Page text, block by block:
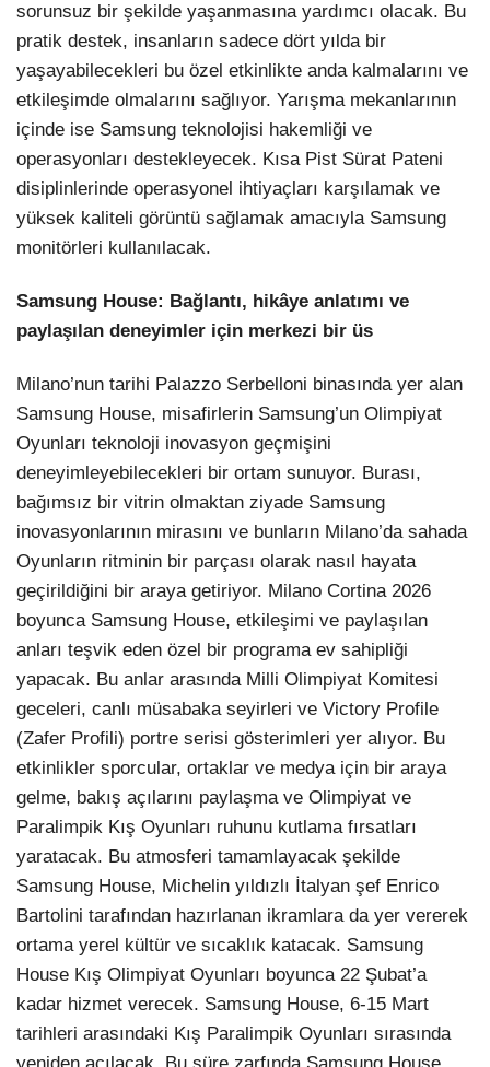
sorunsuz bir şekilde yaşanmasına yardımcı olacak. Bu
pratik destek, insanların sadece dört yılda bir
yaşayabilecekleri bu özel etkinlikte anda kalmalarını ve
etkileşimde olmalarını sağlıyor. Yarışma mekanlarının
içinde ise Samsung teknolojisi hakemliği ve
operasyonları destekleyecek. Kısa Pist Sürat Pateni
disiplinlerinde operasyonel ihtiyaçları karşılamak ve
yüksek kaliteli görüntü sağlamak amacıyla Samsung
monitörleri kullanılacak.
Samsung House: Bağlantı, hikâye anlatımı ve
paylaşılan deneyimler için merkezi bir üs
Milano’nun tarihi Palazzo Serbelloni binasında yer alan
Samsung House, misafirlerin Samsung’un Olimpiyat
Oyunları teknoloji inovasyon geçmişini
deneyimleyebilecekleri bir ortam sunuyor. Burası,
bağımsız bir vitrin olmaktan ziyade Samsung
inovasyonlarının mirasını ve bunların Milano’da sahada
Oyunların ritminin bir parçası olarak nasıl hayata
geçirildiğini bir araya getiriyor. Milano Cortina 2026
boyunca Samsung House, etkileşimi ve paylaşılan
anları teşvik eden özel bir programa ev sahipliği
yapacak. Bu anlar arasında Milli Olimpiyat Komitesi
geceleri, canlı müsabaka seyirleri ve Victory Profile
(Zafer Profili) portre serisi gösterimleri yer alıyor. Bu
etkinlikler sporcular, ortaklar ve medya için bir araya
gelme, bakış açılarını paylaşma ve Olimpiyat ve
Paralimpik Kış Oyunları ruhunu kutlama fırsatları
yaratacak. Bu atmosferi tamamlayacak şekilde
Samsung House, Michelin yıldızlı İtalyan şef Enrico
Bartolini tarafından hazırlanan ikramlara da yer vererek
ortama yerel kültür ve sıcaklık katacak. Samsung
House Kış Olimpiyat Oyunları boyunca 22 Şubat’a
kadar hizmet verecek. Samsung House, 6-15 Mart
tarihleri arasındaki Kış Paralimpik Oyunları sırasında